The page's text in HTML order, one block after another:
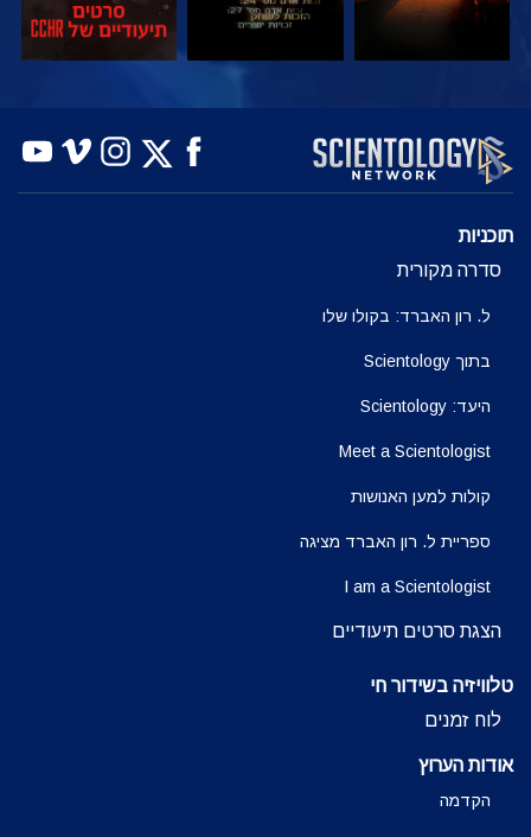
צפה בדוק את הסדרה
תוכניות
סדרה מקורית
ל. רון האברד: בקולו שלו
בתוך Scientology
היעד: Scientology
Meet a Scientologist
קולות למען האנושות
ספריית ל. רון האברד מציגה
I am a Scientologist
הצגת סרטים תיעודיים
טלוויזיה בשידור חי
לוח זמנים
אודות הערוץ
הקדמה